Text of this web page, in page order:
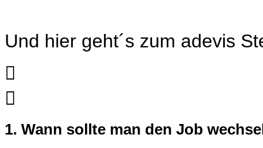
Und hier geht´s zum adevis


1. Wann sollte man den Job